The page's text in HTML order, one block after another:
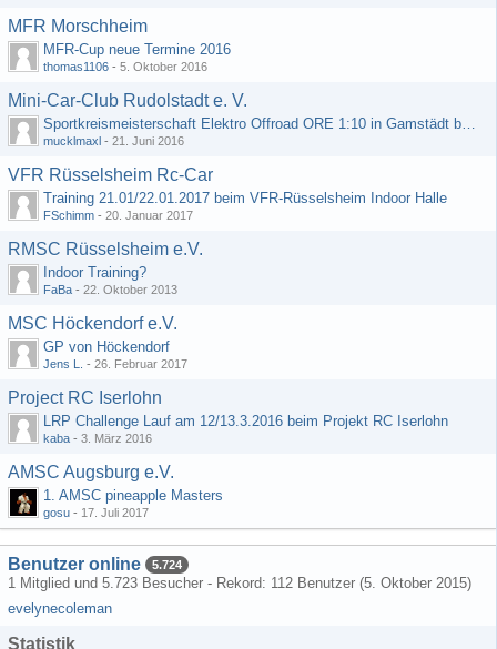
MFR Morschheim
MFR-Cup neue Termine 2016
thomas1106 - 5. Oktober 2016
Mini-Car-Club Rudolstadt e. V.
Sportkreismeisterschaft Elektro Offroad ORE 1:10 in Gamstädt bei Erfurt, Outdoor mit Indoor Ausweichmöglichkeit!!!
mucklmaxl - 21. Juni 2016
VFR Rüsselsheim Rc-Car
Training 21.01/22.01.2017 beim VFR-Rüsselsheim Indoor Halle
FSchimm - 20. Januar 2017
RMSC Rüsselsheim e.V.
Indoor Training?
FaBa - 22. Oktober 2013
MSC Höckendorf e.V.
GP von Höckendorf
Jens L. - 26. Februar 2017
Project RC Iserlohn
LRP Challenge Lauf am 12/13.3.2016 beim Projekt RC Iserlohn
kaba - 3. März 2016
AMSC Augsburg e.V.
1. AMSC pineapple Masters
gosu - 17. Juli 2017
Benutzer online 5.724
1 Mitglied und 5.723 Besucher - Rekord: 112 Benutzer (5. Oktober 2015)
evelynecoleman
Statistik